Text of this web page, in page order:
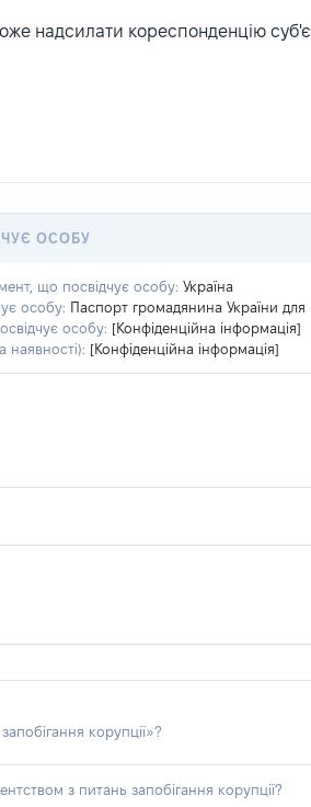
надсилати кореспонденцію
ОСОБУ
що посвідчує особу: Україна
особу: Паспорт громадянина України для
особу: [Конфіденційна інформація]
наявності): [Конфіденційна інформація]
корупції»?
з питань запобігання корупції?